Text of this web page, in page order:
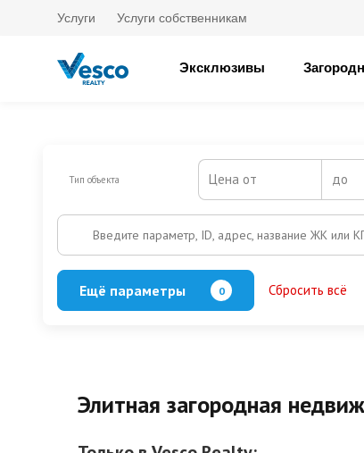
Услуги Услуги собственникам
Эксклюзивы
Тип объекта Цена от до
Введите параметр, ID, адрес, название ЖК или
Ещё параметры 0 Сбросить всё
Элитная загородная